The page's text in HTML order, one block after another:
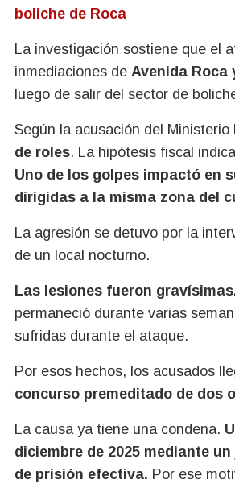
boliche de Roca
La investigación sostiene que el
inmediaciones de Avenida Roca
luego de salir del sector de
Según la acusación del
de roles. La hipótesis fiscal
Uno de los golpes impactó en
dirigidas a la misma zona del
La agresión se detuvo por la
de un local nocturno.
Las lesiones fueron
permaneció durante varias
sufridas durante el ataque.
Por esos hechos, los acusados
concurso premeditado de dos
La causa ya tiene una condena.
diciembre de 2025 mediante
de prisión efectiva. Por ese